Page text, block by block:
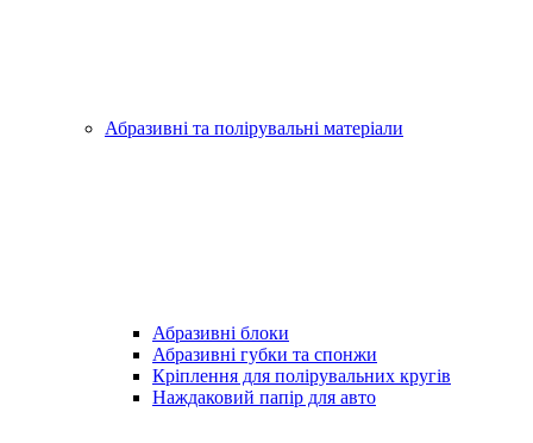
Абразивні та полірувальні матеріали
Абразивні блоки
Абразивні губки та спонжи
Кріплення для полірувальних кругів
Наждаковий папір для авто